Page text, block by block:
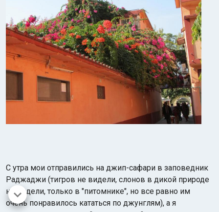
С утра мои отправились на джип-сафари в заповедник
Раджаджи (тигров не видели, слонов в дикой природе
не видели, только в "питомнике", но все равно им
очень понравилось кататься по джунглям), а я